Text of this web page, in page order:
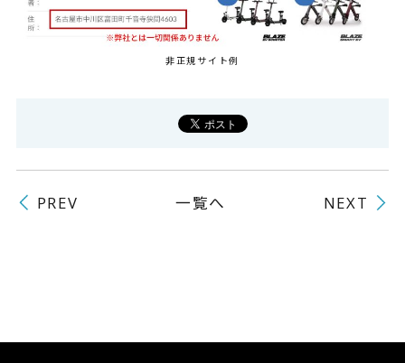
非正規サイト例
PREV 一覧へ NEXT